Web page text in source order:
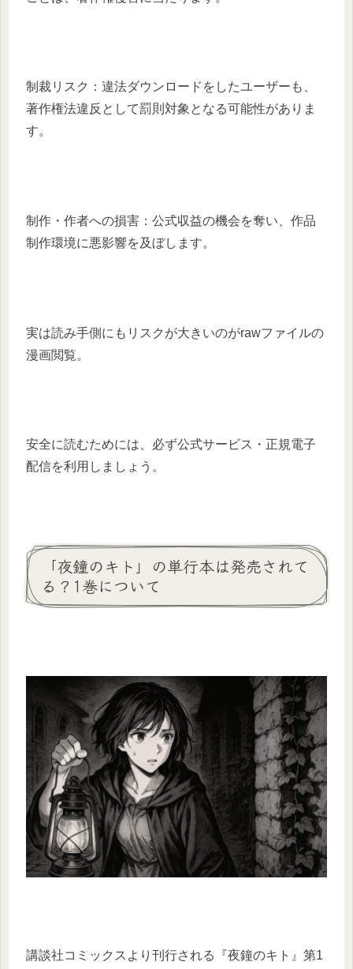
制裁リスク：違法ダウンロードをしたユーザーも、
著作権法違反として罰則対象となる可能性がありま
す。
制作・作者への損害：公式収益の機会を奪い、作品
制作環境に悪影響を及ぼします。
実は読み手側にもリスクが大きいのがrawファイルの
漫画閲覧。
安全に読むためには、必ず公式サービス・正規電子
配信を利用しましょう。
「夜鐘のキト」の単行本は発売されて
る？1巻について
講談社コミックスより刊行される『夜鐘のキト』第1